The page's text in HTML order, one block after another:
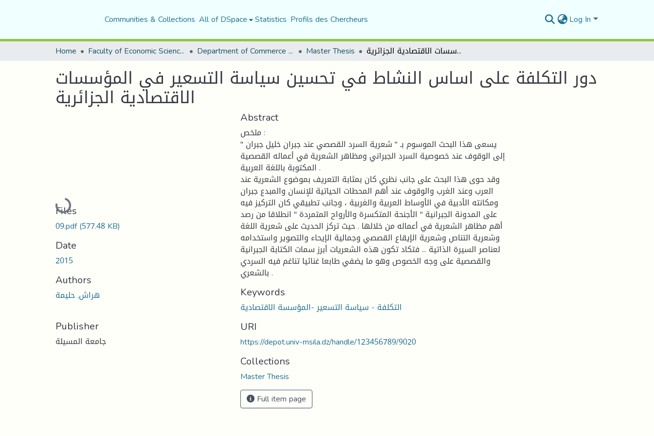
Communities & Collections All of DSpace Statistics Profils des Chercheurs Log In
Home Faculty of Economic Sciences, Commerce and Management Sciences Department of Commerce Science Master Thesis دور التكلفة على اساس النشاط في تحسين سياسة التسعير في المؤسسات الاقتصادية الجزائرية
دور التكلفة على اساس النشاط في تحسين سياسة التسعير في المؤسسات
الاقتصادية الجزائرية
Loading...
Files
09.pdf(577.48 KB)
Date
2015
Authors
هراش, حليمة
Publisher
جامعة المسيلة
Abstract
ملخص :
يسعى هذا البحث الموسوم بـ " شعرية السرد القصصي عند جبران خليل جبران "
إلى الوقوف عند خصوصية السرد الجبراني ومظاهر الشعرية في أعماله القصصية
المكتوبة باللغة العربية .
وقد حوى هذا البحث على جانب نظري كان بمثابة التعريف بموضوع الشعرية عند
العرب وعند الغرب والوقوف عند أهم المحطات الحياتية للإنسان والمبدع جبران
ومكانته الأدبية في الأوساط العربية والغربية ، وجانب تطبيقي كان التركيز فيه
على المدونة الجبرانية " الأجنحة المتكسرة والأرواح المتمردة " انطلاقا من رصد
أهم مظاهر الشعرية في أعماله من خلالها . حيث تركز الحديث على شعرية اللغة
وشعرية التناص وشعرية الإيقاع القصصي وجمالية الإيحاء والتصوير واستخدامه
لعناصر السيرة الذاتية ... فتكاد تكون هذه الشعريات أبرز سمات الكتابة الجبرانية
والقصصية على وجه الخصوص وهو ما يضفي طابعا غنائيا تناغم فيه السردي
بالشعري .
Keywords
التكلفة - سياسة التسعير -المؤسسة الاقتصادية
URI
https://depot.univ-msila.dz/handle/123456789/9020
Collections
Master Thesis
Full item page